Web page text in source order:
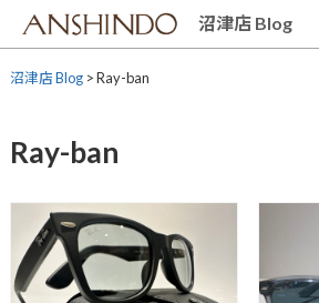
content
沼津店 Blog
沼津店 Blog>Ray-ban
Ray-ban